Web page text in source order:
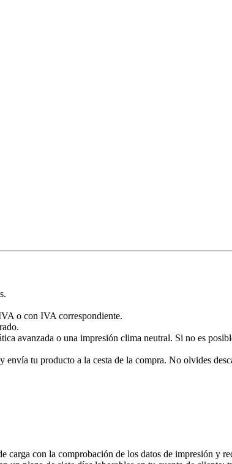
o con IVA correspondiente.
avanzada o una impresión clima neutral. Si no es
tu producto a la cesta de la compra. No olvides
carga con la comprobación de los datos de impresión y